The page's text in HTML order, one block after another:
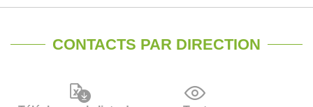
CONTACTS PAR DIRECTION